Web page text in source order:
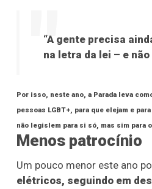
“A gente precisa
na letra da lei – e
Por isso, neste ano, a Parada leva
pessoas LGBT+, para que elejam e
não legislem para si só, mas sim para
Menos patrocínio
Um pouco menor este ano
elétricos, seguindo em